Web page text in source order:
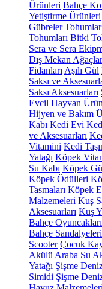
Ürünleri Bahçe
Yetiştirme Ürünleri
Gübreler Tohumlar
Tohumları Bitki
Sera ve Sera
Dış Mekan
Fidanları Aşılı Gül
Saksı ve
Saksı Aksesuarları
Evcil Hayvan
Hijyen ve Bakım
Kabı Kedi Evi
ve Aksesuarları
Vitamini Kedi
Yatağı Köpek
Su Kabı Köpek
Köpek Ödülleri
Tasmaları Köpek
Malzemeleri Kuş
Aksesuarları Kuş
Bahçe Oyuncakları
Bahçe Sandalyeleri
Scooter Çocuk
Akülü Araba Su
Yatağı Şişme
Simidi Şişme